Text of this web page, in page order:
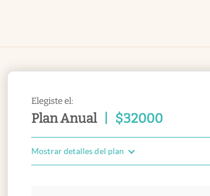
Elegiste el:
Plan Anual $32000
Mostrar detalles del plan